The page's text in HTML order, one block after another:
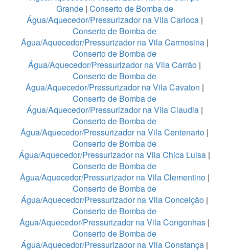
Grande| Conserto de Bomba de
Água/Aquecedor/Pressurizador na Vila Carioca|
Conserto de Bomba de
Água/Aquecedor/Pressurizador na Vila Carmosina|
Conserto de Bomba de
Água/Aquecedor/Pressurizador na Vila Carrão |
Conserto de Bomba de
Água/Aquecedor/Pressurizador na Vila Cavaton |
Conserto de Bomba de
Água/Aquecedor/Pressurizador na Vila Claudia|
Conserto de Bomba de
Água/Aquecedor/Pressurizador na Vila Centenario |
Conserto de Bomba de
Água/Aquecedor/Pressurizador na Vila Chica Luisa |
Conserto de Bomba de
Água/Aquecedor/Pressurizador na Vila Clementino|
Conserto de Bomba de
Água/Aquecedor/Pressurizador na Vila Conceição |
Conserto de Bomba de
Água/Aquecedor/Pressurizador na Vila Congonhas |
Conserto de Bomba de
Água/Aquecedor/Pressurizador na Vila Constança |